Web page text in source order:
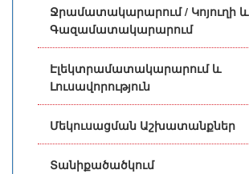
Ջրամատակարարում / Կոյուղի և
Գազամատակարարում
Էլեկտրամատակարարում և
Լուսավորություն
Մեկուսացման Աշխատանքներ
Տանիքածածկում